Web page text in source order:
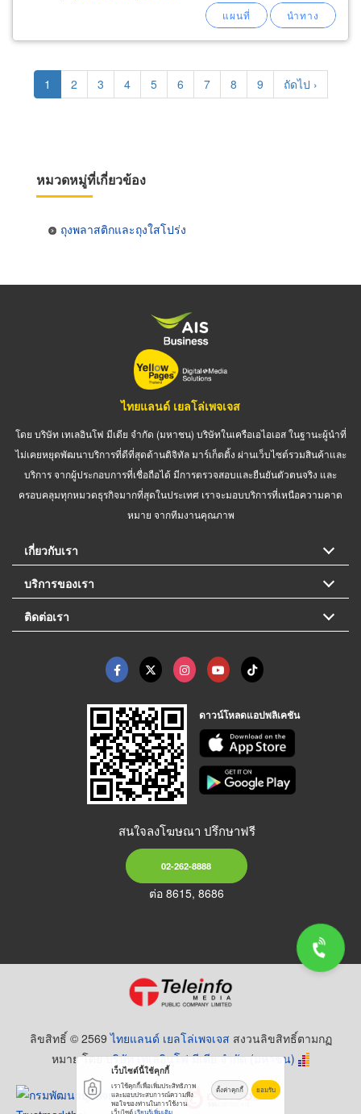
Pagination
Current
page
1 Page
2 Page
3 Page
4 Page
5 Page
6 Page
7 Page
8 Page
9
Next
page
ถัดไป ›
หมวดหมู่ที่เกี่ยวข้อง
ถุงพลาสติกและถุงใสโปร่ง
ไทยแลนด์ เยลโล่เพจเจส
โดย บริษัท เทเลอินโฟ มีเดีย จำกัด (มหาชน) บริษัทในเครือเอไอเอส ในฐานะผู้นำที่
ไม่เคยหยุดพัฒนาบริการที่ดีที่สุดด้านดิจิทัล มาร์เก็ตติ้ง ผ่านเว็บไซต์รวมสินค้าและ
บริการ จากผู้ประกอบการที่เชื่อถือได้ มีการตรวจสอบและยืนยันตัวตนจริง และ
ครอบคลุมทุกหมวดธุรกิจมากที่สุดในประเทศ เราจะมอบบริการที่เหนือความคาด
หมาย จากทีมงานคุณภาพ
เกี่ยวกับเรา
บริการของเรา
ติดต่อเรา
ดาวน์โหลดแอปพลิเคชัน
สนใจลงโฆษณา ปรึกษาฟรี
02-262-8888
ต่อ 8615, 8686
ลิขสิทธิ์ © 2569ไทยแลนด์ เยลโล่เพจเจส สงวนลิขสิทธิ์ตามกฏ
หมาย โดยบริษัท เทเลอินโฟ มีเดีย จำกัด (มหาชน)
เว็บไซต์นี้ใช้คุกกี้
เราใช้คุกกี้เพื่อเพิ่มประสิทธิภาพ
และมอบประสบการณ์ความพึง
พอใจของท่านในการใช้งาน
เว็บไซต์เรียนรู้เพิ่มเติม
ตั้งค่าคุกกี้ ยอมรับ